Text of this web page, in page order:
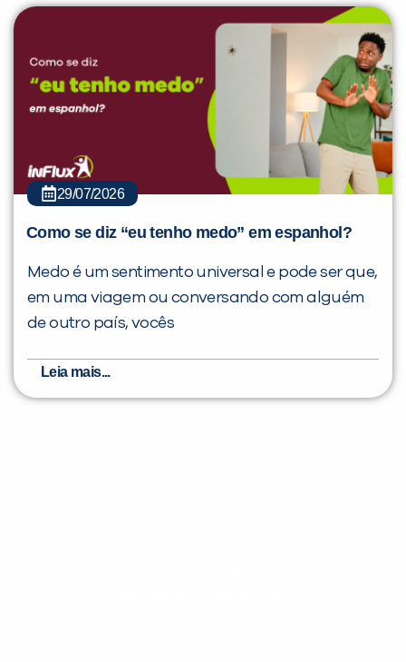
29/07/2026
Como se diz “eu tenho medo” em espanhol?
Medo é um sentimento universal e pode ser que,
em uma viagem ou conversando com alguém
de outro país, vocês
Leia mais...